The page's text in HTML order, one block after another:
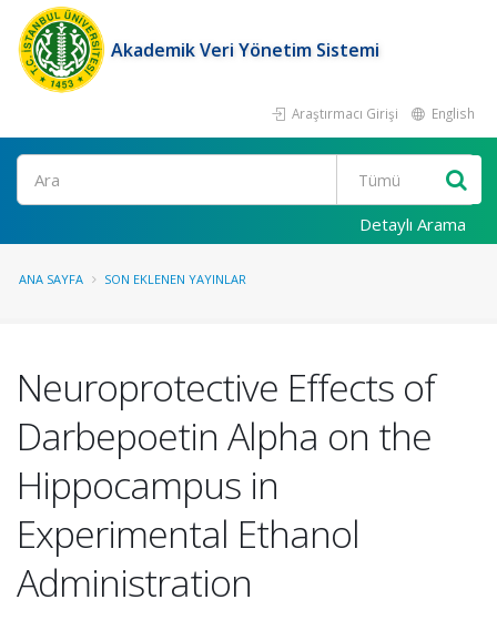
Akademik Veri Yönetim Sistemi
Araştırmacı Girişi English
Ara
Detaylı Arama
ANA SAYFA SON EKLENEN YAYINLAR
Neuroprotective Effects of
Darbepoetin Alpha on the
Hippocampus in
Experimental Ethanol
Administration